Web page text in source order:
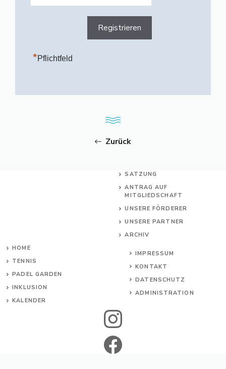
*Pflichtfeld
Zurück
SATZUNG
ANTRAG AUF
MITGLIEDSCHAFT
UNSERE FÖRDERER
UNSERE PARTNER
ARCHIV
HOME
TENNIS
PADEL GARDEN
INKLUSION
KALENDER
IMPRESSUM
KONTAKT
DATENSCHUTZ
ADMINISTRATION